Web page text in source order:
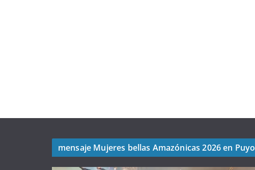
mensaje Mujeres bellas Amazónicas 2026 en Puyo